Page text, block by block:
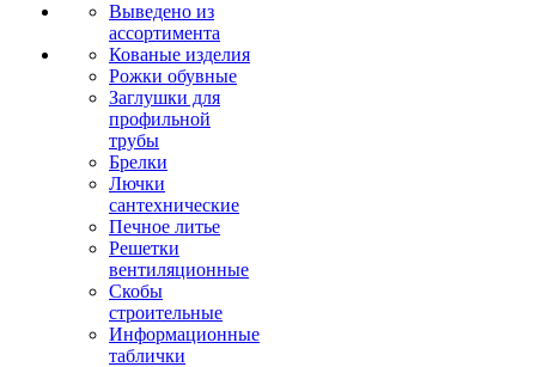
Выведено из
ассортимента
Кованые изделия
Рожки обувные
Заглушки для
профильной
трубы
Брелки
Лючки
сантехнические
Печное литье
Решетки
вентиляционные
Скобы
строительные
Информационные
таблички